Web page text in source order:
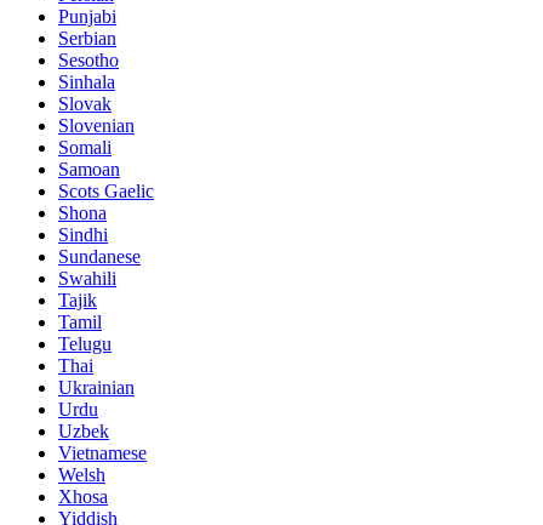
Punjabi
Serbian
Sesotho
Sinhala
Slovak
Slovenian
Somali
Samoan
Scots Gaelic
Shona
Sindhi
Sundanese
Swahili
Tajik
Tamil
Telugu
Thai
Ukrainian
Urdu
Uzbek
Vietnamese
Welsh
Xhosa
Yiddish